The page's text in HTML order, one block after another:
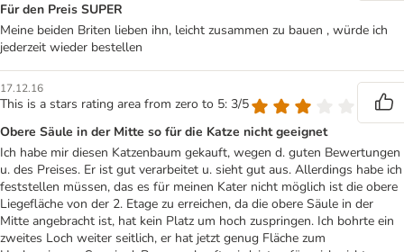
Für den Preis SUPER
Meine beiden Briten lieben ihn, leicht zusammen zu bauen , würde ich
jederzeit wieder bestellen
17.12.16
This is a stars rating area from zero to 5: 3/5
Obere Säule in der Mitte so für die Katze nicht geeignet
Ich habe mir diesen Katzenbaum gekauft, wegen d. guten Bewertungen
u. des Preises. Er ist gut verarbeitet u. sieht gut aus. Allerdings habe ich
feststellen müssen, das es für meinen Kater nicht möglich ist die obere
Liegefläche von der 2. Etage zu erreichen, da die obere Säule in der
Mitte angebracht ist, hat kein Platz um hoch zuspringen. Ich bohrte ein
zweites Loch weiter seitlich, er hat jetzt genug Fläche zum